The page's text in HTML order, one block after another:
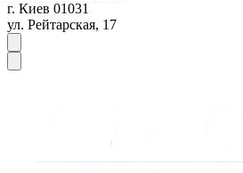
г. Киев 01031
ул. Рейтарская, 17